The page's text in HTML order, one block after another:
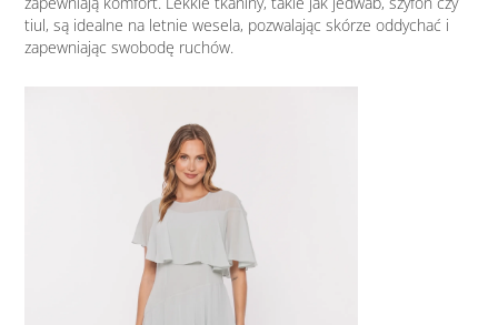
tiul, są idealne na letnie wesela, pozwalając skórze oddychać i
zapewniając swobodę ruchów.